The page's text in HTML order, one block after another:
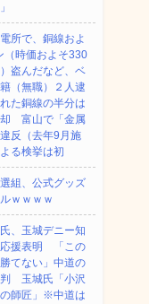
所で、銅線およ
（時価およそ330
盗んだなど、ベ
（無職）２人逮
た銅線の半分は
富山で「金属
反（去年9月施
る検挙は初
組、公式グッズ
ｗｗｗｗ
、玉城デニー知
援表明 「この
てない」中道の
玉城氏「小沢
師匠」※中道は